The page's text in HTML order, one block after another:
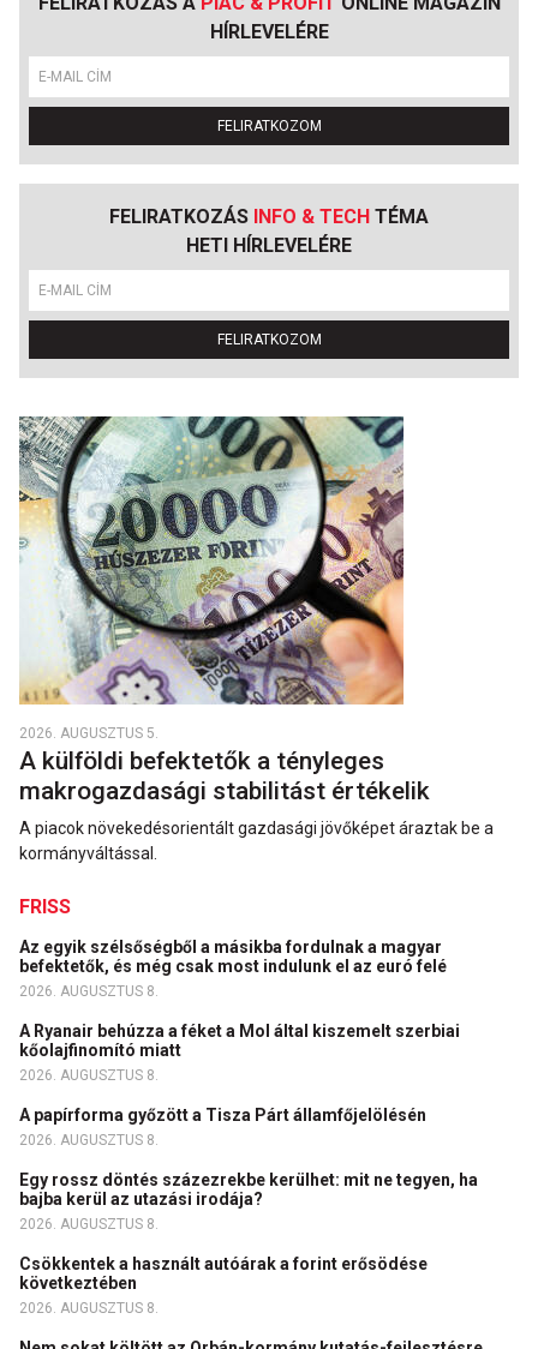
HÍRLEVELÉRE
FELIRATKOZOM
FELIRATKOZÁS INFO & TECH TÉMA
HETI HÍRLEVELÉRE
FELIRATKOZOM
2026. AUGUSZTUS 5.
A külföldi befektetők a tényleges
makrogazdasági stabilitást értékelik
A piacok növekedésorientált gazdasági jövőképet áraztak be a
kormányváltással.
FRISS
Az egyik szélsőségből a másikba fordulnak a magyar
befektetők, és még csak most indulunk el az euró felé
2026. AUGUSZTUS 8.
A Ryanair behúzza a féket a Mol által kiszemelt szerbiai
kőolajfinomító miatt
2026. AUGUSZTUS 8.
A papírforma győzött a Tisza Párt államfőjelölésén
2026. AUGUSZTUS 8.
Egy rossz döntés százezrekbe kerülhet: mit ne tegyen, ha
bajba kerül az utazási irodája?
2026. AUGUSZTUS 8.
Csökkentek a használt autóárak a forint erősödése
következtében
2026. AUGUSZTUS 8.